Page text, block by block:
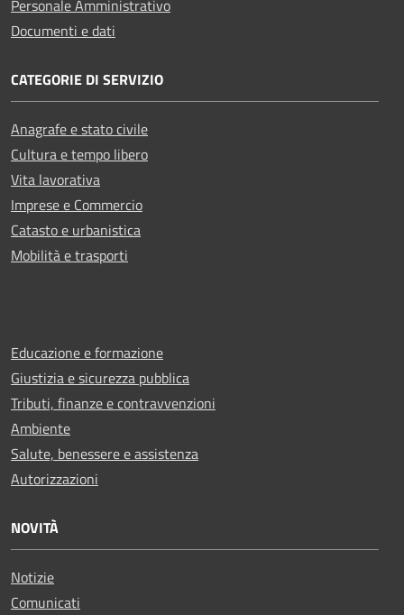
Personale Amministrativo
Documenti e dati
CATEGORIE DI SERVIZIO
Anagrafe e stato civile
Cultura e tempo libero
Vita lavorativa
Imprese e Commercio
Catasto e urbanistica
Mobilità e trasporti
Educazione e formazione
Giustizia e sicurezza pubblica
Tributi, finanze e contravvenzioni
Ambiente
Salute, benessere e assistenza
Autorizzazioni
NOVITÀ
Notizie
Comunicati